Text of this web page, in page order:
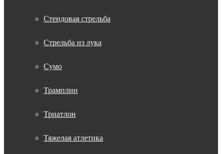
Стендовая стрельба
Стрельба из лука
Сумо
Трамплин
Триатлон
Тяжелая атлетика